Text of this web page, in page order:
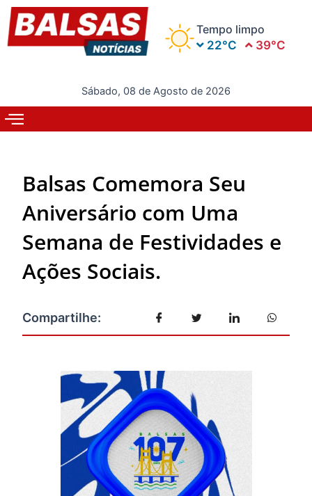
para
Tempo limpo
22°C
39°C
Sábado, 08 de Agosto de 2026
Balsas Comemora Seu
Aniversário com Uma
Semana de Festividades e
Ações Sociais.